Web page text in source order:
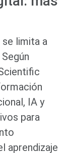
limita a
IA y
para
aprendizaje